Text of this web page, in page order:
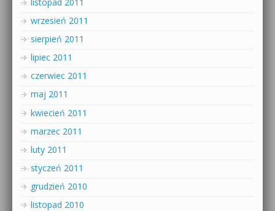
wrzesień 2011
sierpień 2011
lipiec 2011
czerwiec 2011
maj 2011
kwiecień 2011
marzec 2011
luty 2011
styczeń 2011
grudzień 2010
listopad 2010